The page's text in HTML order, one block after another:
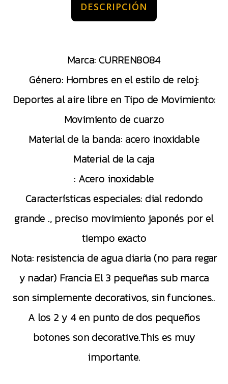
DESCRIPCIÓN
Marca: CURREN8084
Género: Hombres en el estilo de reloj:
Deportes al aire libre en Tipo de Movimiento:
Movimiento de cuarzo
Material de la banda: acero inoxidable
Material de la caja
: Acero inoxidable
Características especiales: dial redondo
grande ., preciso movimiento japonés por el
tiempo exacto
Nota: resistencia de agua diaria (no para regar
y nadar) Francia El 3 pequeñas sub marca
son simplemente decorativos, sin funciones..
A los 2 y 4 en punto de dos pequeños
botones son decorative.This es muy
importante.